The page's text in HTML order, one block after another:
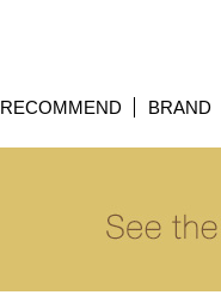
RECOMMEND BRAND